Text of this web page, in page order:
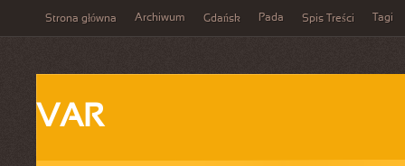
Strona główna Archiwum Gdańsk Pada Spis Treści Tagi
VAR